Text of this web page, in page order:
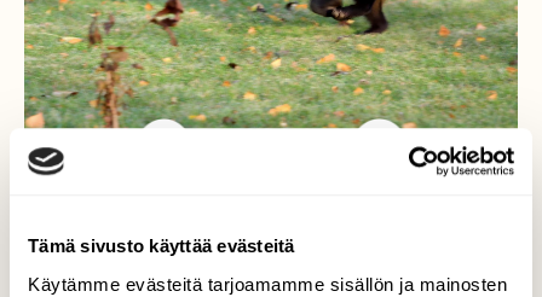
Tämä sivusto käyttää evästeitä
Käytämme evästeitä tarjoamamme sisällön ja mainosten
Supikoiralle tuli kiire....